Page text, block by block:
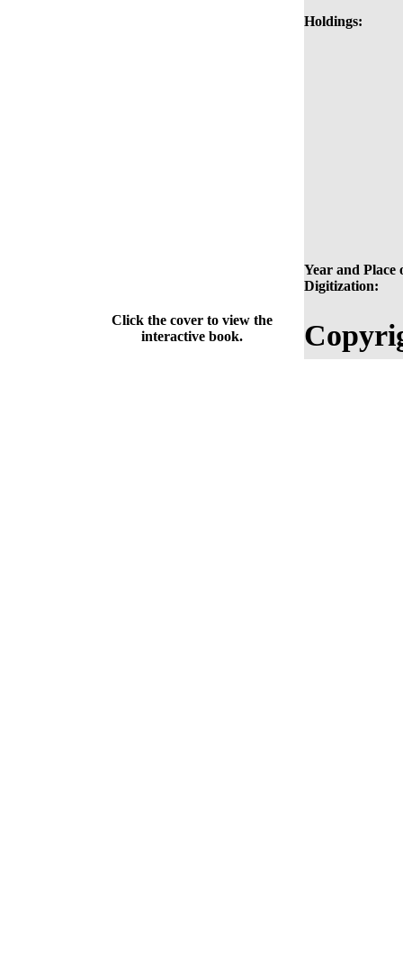
Holdings:
Year and Place
Digitization:
Click the cover to view the
interactive book.